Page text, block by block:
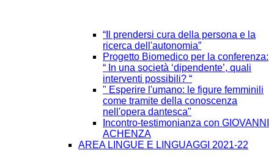
“Il prendersi cura della persona e la
ricerca dell'autonomia”
Progetto Biomedico per la conferenza:
“ In una società ‘dipendente’, quali
interventi possibili? “
" Esperire l'umano: le figure femminili
come tramite della conoscenza
nell'opera dantesca"
Incontro-testimonianza con GIOVANNI
ACHENZA
AREA LINGUE E LINGUAGGI 2021-22